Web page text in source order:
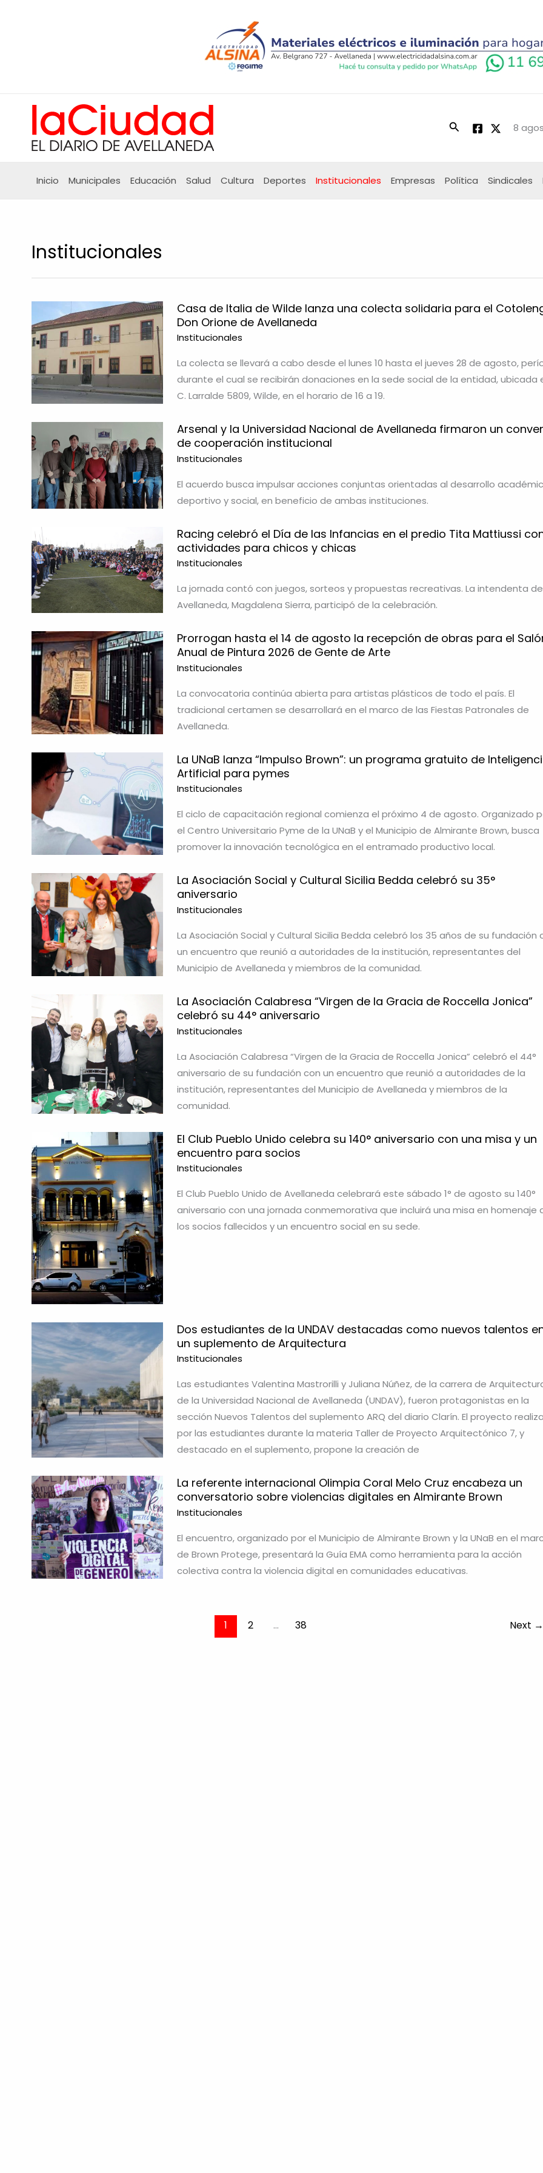
Buscar 8
Inicio Municipales Educación Salud Cultura Deportes Institucionales Empresas Política Sindicales
Institucionales
Casa de Italia de Wilde lanza una colecta solidaria para el
Don Orione de Avellaneda
Institucionales
La colecta se llevará a cabo desde el lunes 10 hasta el jueves 28 de agosto,
durante el cual se recibirán donaciones en la sede social de la entidad, ubicada
C. Larralde 5809, Wilde, en el horario de 16 a 19.
Arsenal y la Universidad Nacional de Avellaneda firmaron un
de cooperación institucional
Institucionales
El acuerdo busca impulsar acciones conjuntas orientadas al desarrollo
deportivo y social, en beneficio de ambas instituciones.
Racing celebró el Día de las Infancias en el predio Tita Mattiussi
actividades para chicos y chicas
Institucionales
La jornada contó con juegos, sorteos y propuestas recreativas. La intendenta de
Avellaneda, Magdalena Sierra, participó de la celebración.
Prorrogan hasta el 14 de agosto la recepción de obras para el
Anual de Pintura 2026 de Gente de Arte
Institucionales
La convocatoria continúa abierta para artistas plásticos de todo el país. El
tradicional certamen se desarrollará en el marco de las Fiestas Patronales de
Avellaneda.
La UNaB lanza “Impulso Brown”: un programa gratuito de
Artificial para pymes
Institucionales
El ciclo de capacitación regional comienza el próximo 4 de agosto. Organizado
el Centro Universitario Pyme de la UNaB y el Municipio de Almirante Brown, busca
promover la innovación tecnológica en el entramado productivo local.
La Asociación Social y Cultural Sicilia Bedda celebró su 35°
aniversario
Institucionales
La Asociación Social y Cultural Sicilia Bedda celebró los 35 años de su fundación
un encuentro que reunió a autoridades de la institución, representantes del
Municipio de Avellaneda y miembros de la comunidad.
La Asociación Calabresa “Virgen de la Gracia de Roccella Jonica”
celebró su 44° aniversario
Institucionales
La Asociación Calabresa “Virgen de la Gracia de Roccella Jonica” celebró el 44°
aniversario de su fundación con un encuentro que reunió a autoridades de la
institución, representantes del Municipio de Avellaneda y miembros de la
comunidad.
El Club Pueblo Unido celebra su 140° aniversario con una misa y un
encuentro para socios
Institucionales
El Club Pueblo Unido de Avellaneda celebrará este sábado 1° de agosto su 140°
aniversario con una jornada conmemorativa que incluirá una misa en homenaje
los socios fallecidos y un encuentro social en su sede.
Dos estudiantes de la UNDAV destacadas como nuevos talentos
un suplemento de Arquitectura
Institucionales
Las estudiantes Valentina Mastrorilli y Juliana Núñez, de la carrera de
de la Universidad Nacional de Avellaneda (UNDAV), fueron protagonistas en la
sección Nuevos Talentos del suplemento ARQ del diario Clarín. El proyecto
por las estudiantes durante la materia Taller de Proyecto Arquitectónico 7, y
destacado en el suplemento, propone la creación de
La referente internacional Olimpia Coral Melo Cruz encabeza un
conversatorio sobre violencias digitales en Almirante Brown
Institucionales
El encuentro, organizado por el Municipio de Almirante Brown y la UNaB en el
de Brown Protege, presentará la Guía EMA como herramienta para la acción
colectiva contra la violencia digital en comunidades educativas.
1 2 … 38 Next